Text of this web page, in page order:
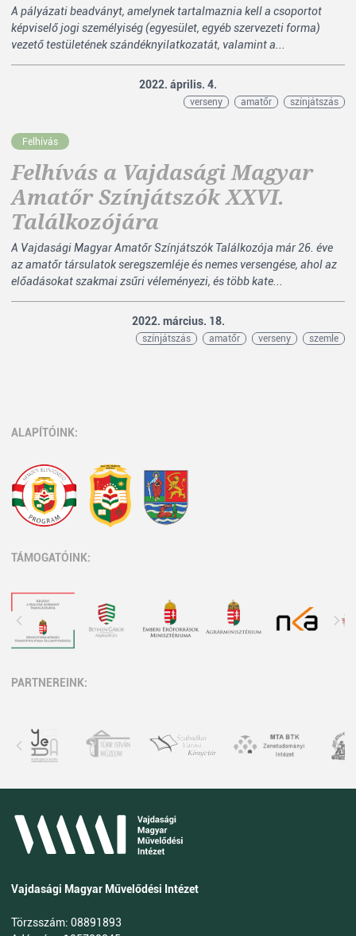
A pályázati beadványt, amelynek tartalmaznia kell a csoportot
képviselő jogi személyiség (egyesület, egyéb szervezeti forma)
vezető testületének szándéknyilatkozatát, valamint a...
2022. április. 4.
verseny amatőr színjátszás
Felhívás
Felhívás a Vajdasági Magyar
Amatőr Színjátszók XXVI.
Találkozójára
A Vajdasági Magyar Amatőr Színjátszók Találkozója már 26. éve
az amatőr társulatok seregszemléje és nemes versengése, ahol az
előadásokat szakmai zsűri véleményezi, és több kate...
2022. március. 18.
színjátszás amatőr verseny szemle
ALAPÍTÓINK:
TÁMOGATÓINK:
PARTNEREINK:
Vajdasági Magyar Művelődési Intézet
Törzsszám: 08891893